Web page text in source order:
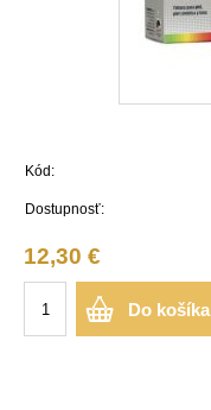
Kód:
Dostupnosť:
12,30 €
Do košíka